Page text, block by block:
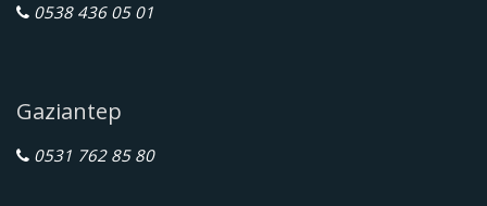
0538 436 05 01
Gaziantep
0531 762 85 80